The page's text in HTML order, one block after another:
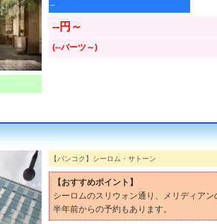
--
--円～
(--バーツ～)
【バンコク】シーロム・サトーン
【おすすめポイント】
シーロムのスリウォン通り、メリディア
半年前からの予約もあります。